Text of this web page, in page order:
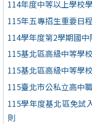
114年度中等以上學校
115年五專招生重要日
114學年度第2學期國
115基北區高級中等學
115基北區高級中等學
115臺北市公私立高中
115學年度基北區免試
則